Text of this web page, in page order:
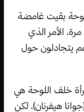
بقيت غامضة
الأمر الذي
يتجادلون حول
خلف اللوحة هي
هيفرنان)، لكن